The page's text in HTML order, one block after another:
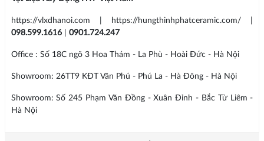
https://vlxdhanoi.com | https://hungthinhphatceramic.com/ |
098.599.1616| 0901.724.247
Office : Số 18C ngõ 3 Hoa Thám - La Phù - Hoài Đức - Hà Nội
Showroom: 26TT9 KĐT Văn Phú - Phú La - Hà Đông - Hà Nội
Showroom: Số 245 Phạm Văn Đồng - Xuân Đỉnh - Bắc Từ Liêm -
Hà Nội